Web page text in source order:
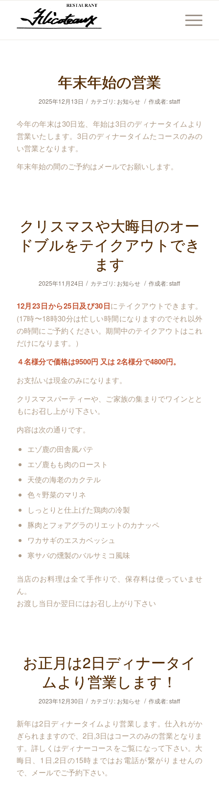
年末年始の営業
2025年12月13日 / カテゴリ: お知らせ / 作成者:staff
今年の年末は30日迄、年始は3日のディナータイムより
営業いたします。3日のディナータイムたコースのみの
い営業となります。
年末年始の間のご予約はメールでお願いします。
クリスマスや大晦日のオー
ドブルをテイクアウトでき
ます
2025年11月24日 / カテゴリ: お知らせ / 作成者:staff
12月23日から25日及び30日にテイクアウトできます。
(17時〜18時30分は忙しい時間になりますのでそれ以外
の時間にご予約ください。期間中のテイクアウトはこれ
だけになります。）
４名様分で価格は9500円 又は 2名様分で4800円。
お支払いは現金のみになります。
クリスマスパーティーや、ご家族の集まりでワインとと
もにお召し上がり下さい。
内容は次の通りです。
エゾ鹿の田舎風パテ
エゾ鹿もも肉のロースト
天使の海老のカクテル
色々野菜のマリネ
しっとりと仕上げた鶏肉の冷製
豚肉とフォアグラのリエットのカナッペ
ワカサギのエスカベッシュ
寒サバの燻製のバルサミコ風味
当店のお料理は全て手作りで、保存料は使っていませ
ん。
お渡し当日か翌日にはお召し上がり下さい
お正月は2日ディナータイ
ムより営業します！
2023年12月30日 / カテゴリ: お知らせ / 作成者:staff
新年は2日ディナータイムより営業します。仕入れがか
ぎられまますので、2日,3日はコースのみの営業となりま
す。詳しくはディナーコースをご覧になって下さい。大
晦日、1日,2日の15時まではお電話が繋がりませんの
で、メールでご予約下さい。